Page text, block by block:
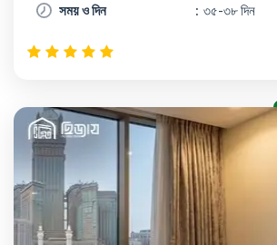
সময় ও দিন ৩৫-৩৮ দিন